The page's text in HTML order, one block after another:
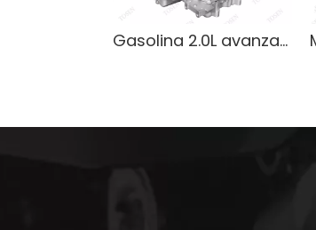
Gasolina 2.0L avanzada -C200 C260 E260 Engemento para Mercedes-Benz C-Class